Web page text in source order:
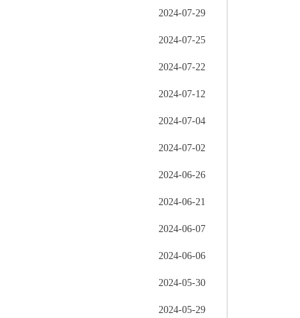
2024-07-29
2024-07-25
2024-07-22
2024-07-12
2024-07-04
2024-07-02
2024-06-26
2024-06-21
2024-06-07
2024-06-06
2024-05-30
2024-05-29